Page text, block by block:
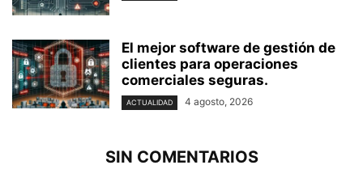
El mejor software de gestión de
clientes para operaciones
comerciales seguras.
ACTUALIDAD 4 agosto, 2026
SIN COMENTARIOS